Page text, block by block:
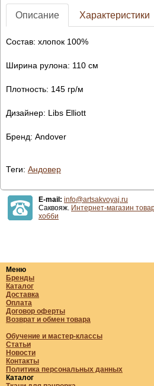
Описание Характеристики
Состав: хлопок 100%
Ширина рулона: 110 см
Плотность: 145 гр/м
Дизайнер: Libs Elliott
Бренд: Andover
Теги: Андовер
E-mail: info@artsakvoyaj.ru
Саквояж. Интернет-магазин
хобби
Меню
Бренды
Каталог
Доставка
Оплата
Договор оферты
Возврат и обмен товара
Обучение и мастер-классы
Статьи
Новости
Контакты
Политика персональных данных
Каталог